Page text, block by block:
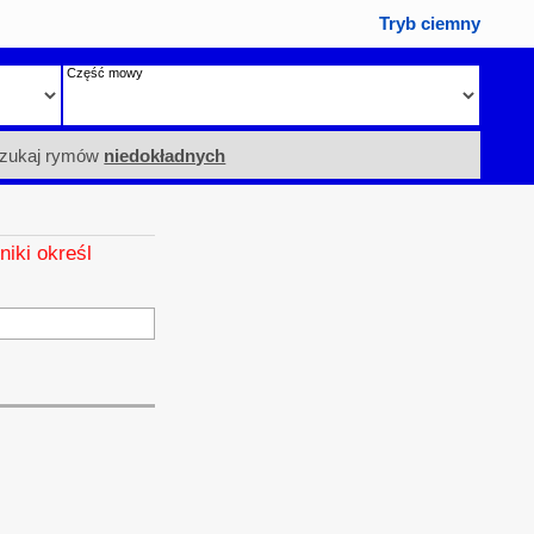
Tryb ciemny
Część mowy
rymów niedokładnych
określ